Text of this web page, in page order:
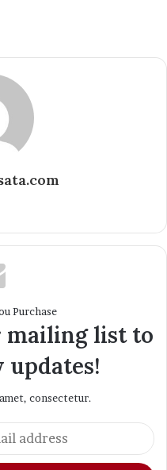
Purchase
mailing list to
updates!
consectetur.